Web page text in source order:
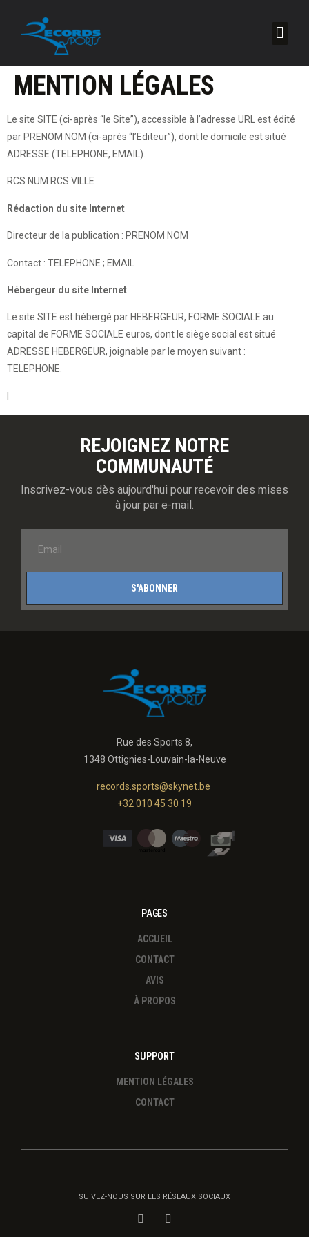
MENTION LÉGALES
Le site SITE (ci-après “le Site”), accessible à l’adresse URL est édité
par PRENOM NOM (ci-après “l’Editeur”), dont le domicile est situé
ADRESSE (TELEPHONE, EMAIL).
RCS NUM RCS VILLE
Rédaction du site Internet
Directeur de la publication : PRENOM NOM
Contact : TELEPHONE ; EMAIL
Hébergeur du site Internet
Le site SITE est hébergé par HEBERGEUR, FORME SOCIALE au
capital de FORME SOCIALE euros, dont le siège social est situé
ADRESSE HEBERGEUR, joignable par le moyen suivant :
TELEPHONE.
REJOIGNEZ NOTRE
COMMUNAUTÉ
Inscrivez-vous dès aujourd'hui pour recevoir des mises
à jour par e-mail.
S'ABONNER
Rue des Sports 8,
1348 Ottignies-Louvain-la-Neuve
records.sports@skynet.be
+32 010 45 30 19
PAGES
ACCUEIL
CONTACT
AVIS
À PROPOS
SUPPORT
MENTION LÉGALES
CONTACT
SUIVEZ-NOUS SUR LES RÉSEAUX SOCIAUX